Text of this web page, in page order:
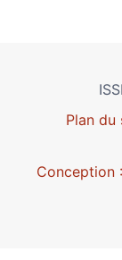
Plan du
Conception